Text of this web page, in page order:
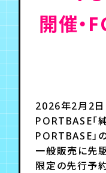
TICKET
月会
開催・
2026年2月2日
PORTBASE
PORTBASE」
一般販売に先
限定の先行予